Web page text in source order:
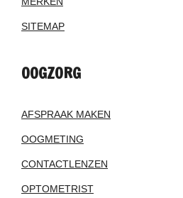
SITEMAP
OOGZORG
AFSPRAAK MAKEN
OOGMETING
CONTACTLENZEN
OPTOMETRIST